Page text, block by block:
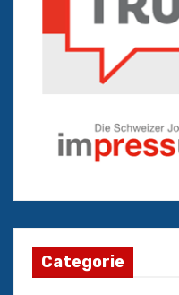
Categorie